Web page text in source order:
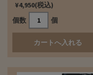
¥4,950(税込)
個数
個